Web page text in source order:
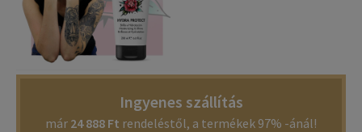
Ingyenes szállítás
már 24 888 Ft rendeléstől, a termékek 97% -ánál!